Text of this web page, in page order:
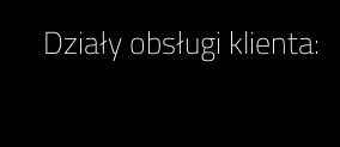
Działy obsługi klienta: